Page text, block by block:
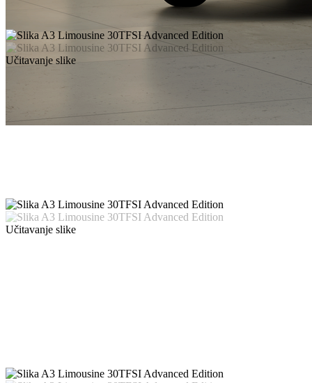
Učitavanje slike
Učitavanje slike